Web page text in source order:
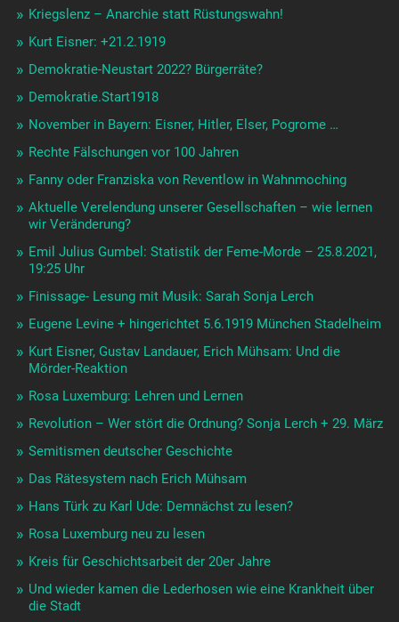
Aschheim
Zahn um Zahn. Die Münchener Geiselmordprozesse
1919/20
Zusammenbruch der Fassaden-Demokratie
Sozialistische Weihnacht
Ist das „Demokratie“?
Lehren aus der „Revolution 1918“
Die Freiheit erhebt ihr Haupt …
Geschichte neu zu schreiben …
„Demokratie 1920-2020“
Wir Fürstenkinder …
Revolutionswerkstatt reflektieren
Wir sind Gefangene – OMGraf
Eugen Levinè: Vortrag nachzuhören, erschossen 5.6.1919
Nachruf und Dank an Reinhard Mosner